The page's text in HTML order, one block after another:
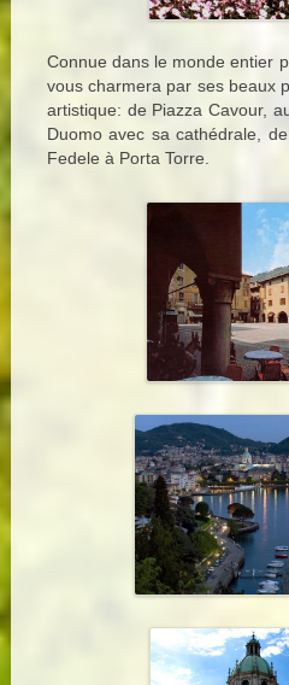
Connue dans le monde entier
vous charmera par ses beaux
artistique: de Piazza Cavour,
Duomo avec sa cathédrale,
Fedele à Porta Torre.